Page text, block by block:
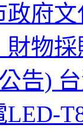
政府
財物採
告)